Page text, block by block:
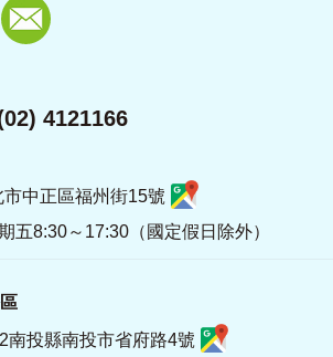
4121166
中正區福州街15號
五8:30～17:30（國定假日除外）
南投縣南投市省府路4號